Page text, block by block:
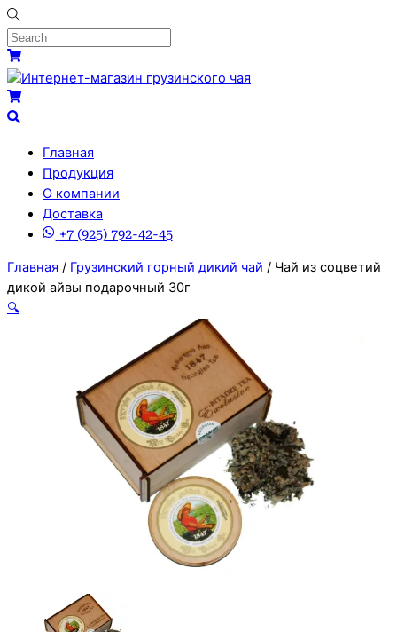
Skip
to
content
Menu
Cart
Cart
Search
Главная
Продукция
О компании
Доставка
+7 (925) 792-42-45
Close
Menu
Close
Cart
Главная / Грузинский горный дикий чай / Чай из соцветий
дикой айвы подарочный 30г
🔍